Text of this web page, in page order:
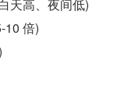
天高、夜间低)
10 倍)